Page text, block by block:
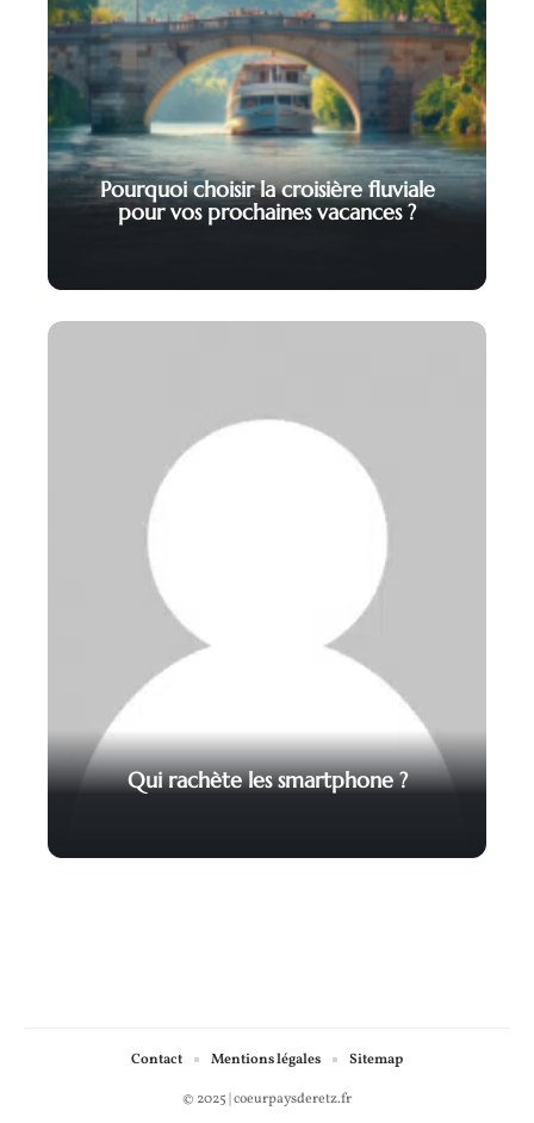
Pourquoi choisir la croisière fluviale
pour vos prochaines vacances ?
Qui rachète les smartphone ?
© 2025 | coeurpaysderetz.fr
Contact Mentions légales Sitemap